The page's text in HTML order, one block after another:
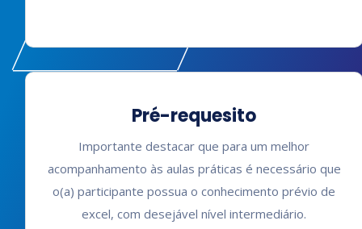
Pré-requesito
Importante destacar que para um melhor
acompanhamento às aulas práticas é necessário que
o(a) participante possua o conhecimento prévio de
excel, com desejável nível intermediário.